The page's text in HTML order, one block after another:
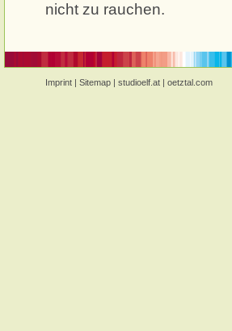
nicht zu rauchen.
Imprint | Sitemap | studioelf.at | oetztal.com